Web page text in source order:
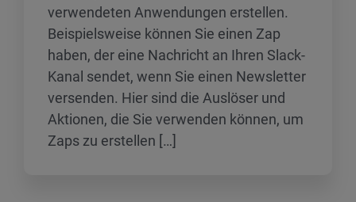
verwendeten Anwendungen erstellen.
Beispielsweise können Sie einen Zap
haben, der eine Nachricht an Ihren Slack-
Kanal sendet, wenn Sie einen Newsletter
versenden. Hier sind die Auslöser und
Aktionen, die Sie verwenden können, um
Zaps zu erstellen […]